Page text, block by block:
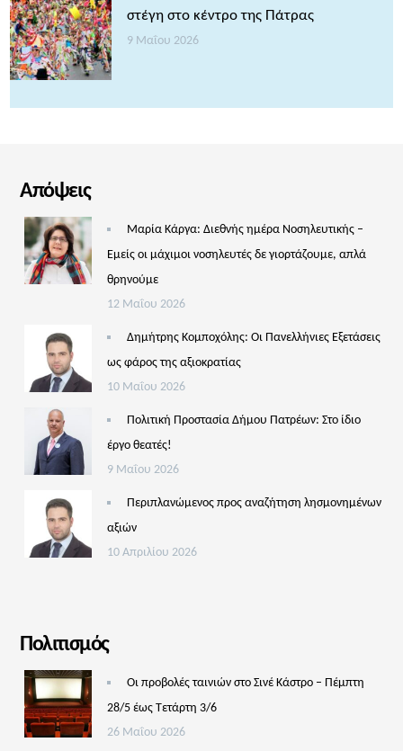
στέγη στο κέντρο της Πάτρας
9 Μαΐου 2026
Απόψεις
Μαρία Κάργα: Διεθνής ημέρα Νοσηλευτικής –
Εμείς οι μάχιμοι νοσηλευτές δε γιορτάζουμε, απλά
θρηνούμε
12 Μαΐου 2026
Δημήτρης Κομποχόλης: Οι Πανελλήνιες Εξετάσεις
ως φάρος της αξιοκρατίας
10 Μαΐου 2026
Πολιτική Προστασία Δήμου Πατρέων: Στο ίδιο
έργο θεατές!
9 Μαΐου 2026
Περιπλανώμενος προς αναζήτηση λησμονημένων
αξιών
10 Απριλίου 2026
Πολιτισμός
Οι προβολές ταινιών στο Σινέ Κάστρο – Πέμπτη
28/5 έως Τετάρτη 3/6
26 Μαΐου 2026